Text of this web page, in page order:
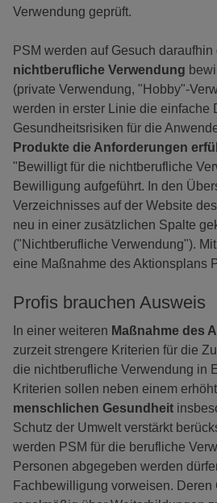
Verwendung geprüft.
PSM werden auf Gesuch
nichtberufliche Verwendung
(private Verwendung, "Hobby"-
werden in erster Linie die einfache
Gesundheitsrisiken für die
Produkte die Anforderungen
"Bewilligt für die nichtberufliche
Bewilligung aufgeführt. In den
Verzeichnisses auf der Website
neu in einer zusätzlichen Spalte
("Nichtberufliche Verwendung").
eine Maßnahme des Aktionsplans
Profis brauchen Ausweis
In einer weiteren Maßnahme des
zurzeit strengere Kriterien für die
die nichtberufliche Verwendung in
Kriterien sollen neben einem
menschlichen Gesundheit
Schutz der Umwelt verstärkt
werden PSM für die berufliche
Personen abgegeben werden
Fachbewilligung vorweisen. Deren